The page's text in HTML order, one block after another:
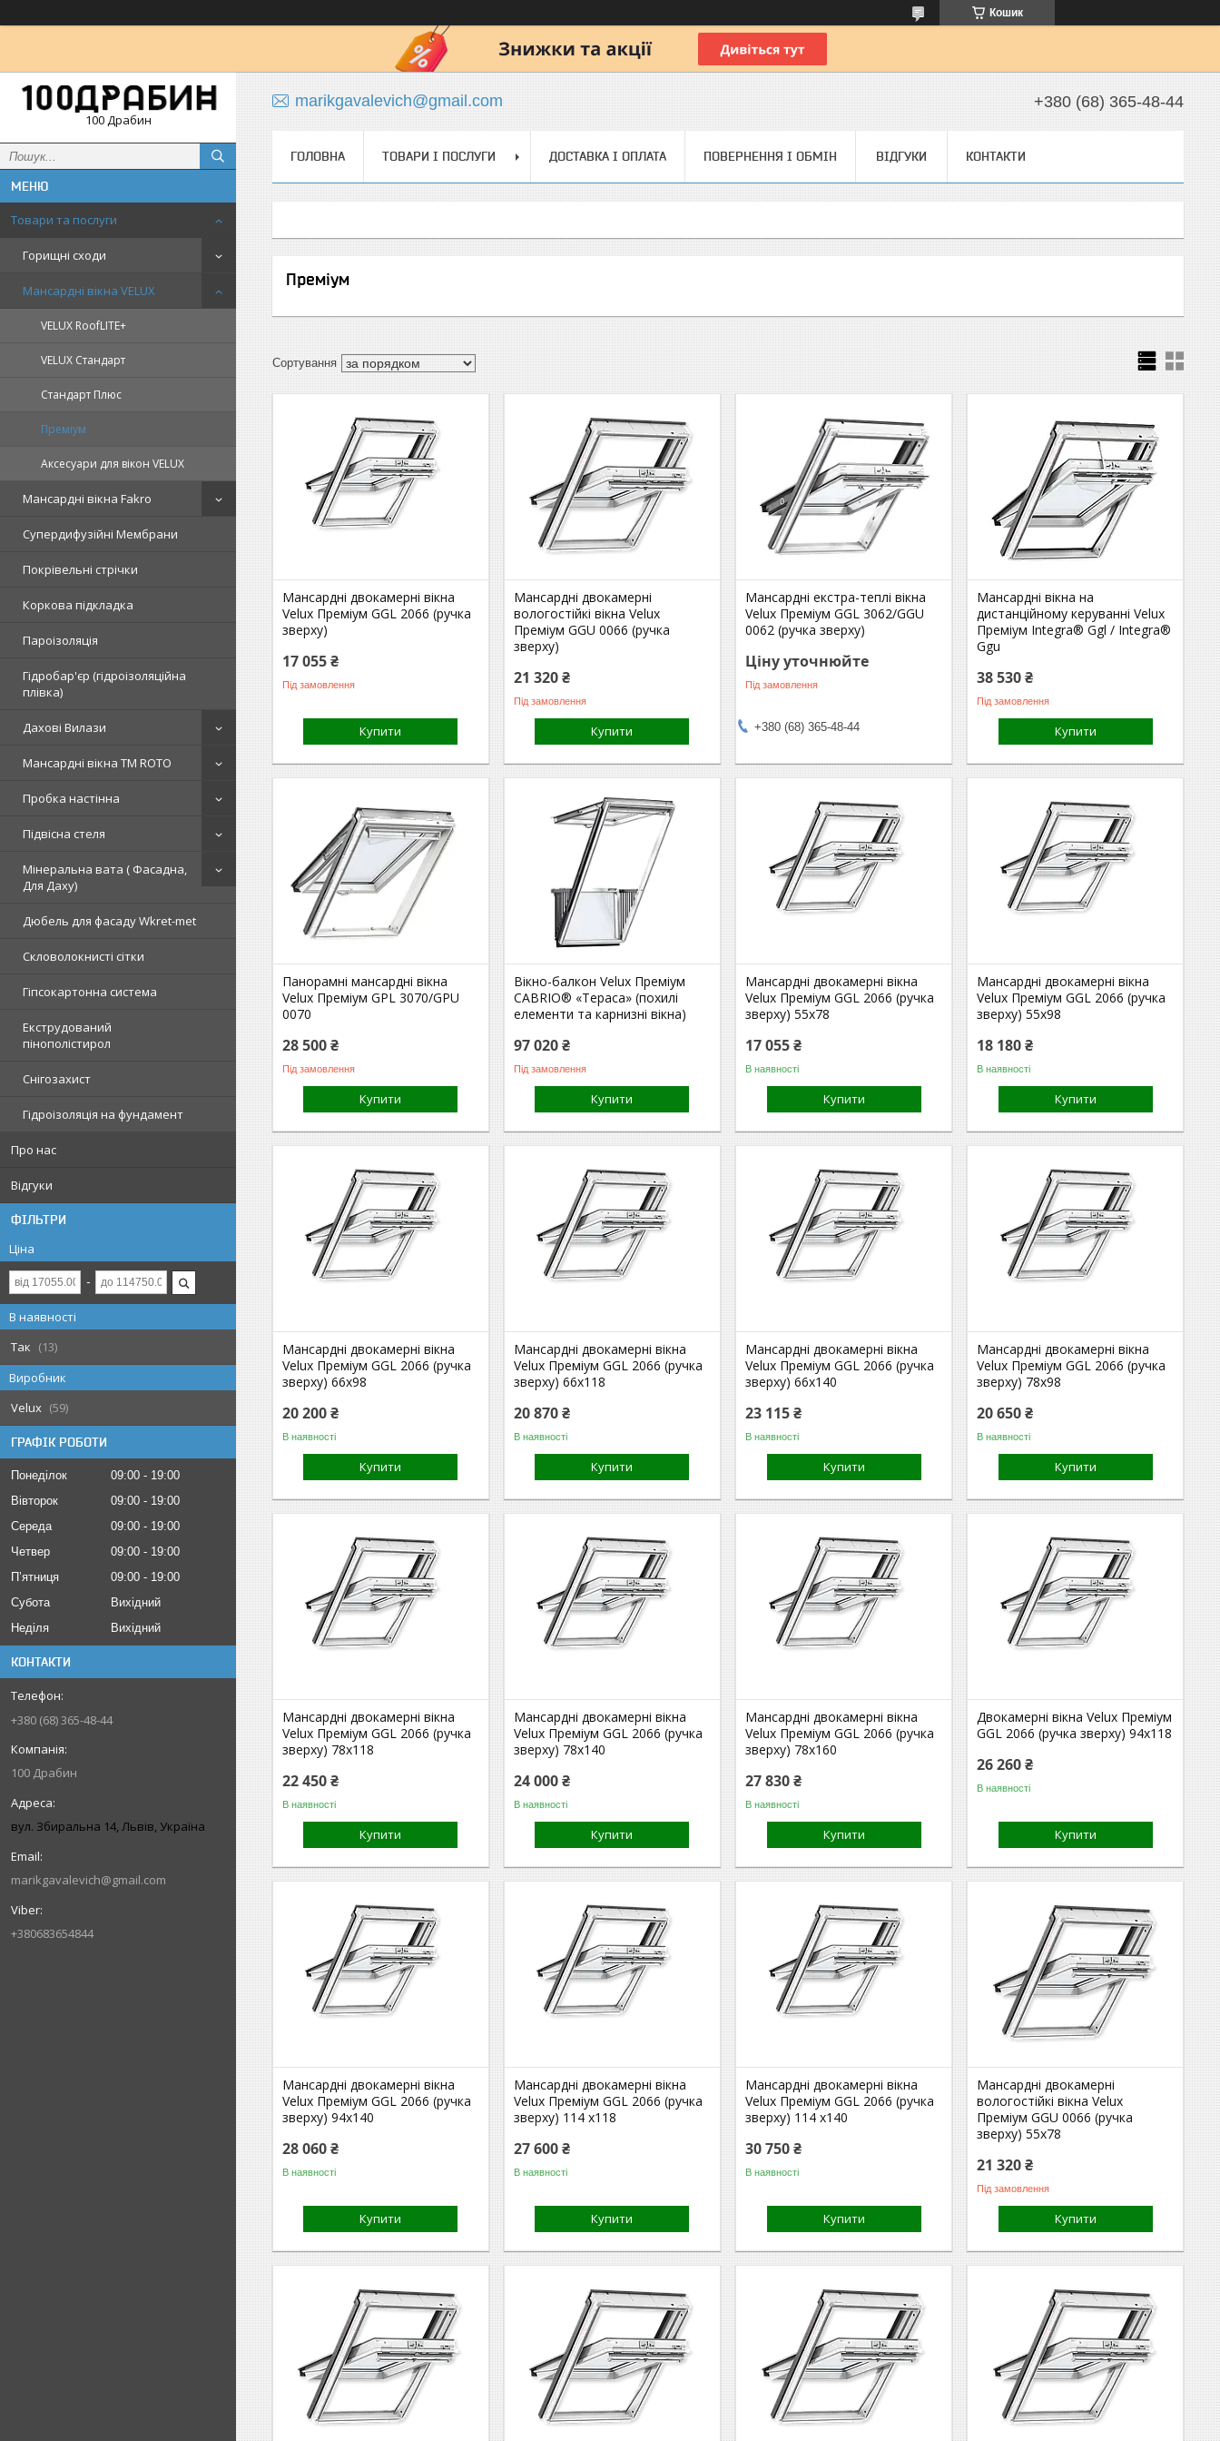
Кошик
100 Драбин
Товари та послуги
Горищні сходи
Мансардні вікна VELUX
VELUX RoofLITE+
VELUX Стандарт
Стандарт Плюс
Преміум
Аксесуари для вікон VELUX
Мансардні вікна Fakro
Супердифузійні Мембрани
Покрівельні стрічки
Коркова підкладка
Пароізоляція
Гідробар'єр (гідроізоляційна
плівка)
Дахові Вилази
Мансардні вікна TM ROTO
Пробка настінна
Підвісна стеля
Мінеральна вата ( Фасадна,
Для Даху)
Дюбель для фасаду Wkret-met
Скловолокнисті сітки
Гіпсокартонна система
Екструдований
пінополістирол
Снігозахист
Гідроізоляція на фундамент
Про нас
Відгуки
ФІЛЬТРИ
Ціна
В наявності
Так
13
Виробник
Velux
59
ГРАФІК РОБОТИ
Понеділок 09:00
19:00
Вівторок
09:00
19:00
Середа
09:00
19:00
Четвер
09:00
19:00
Пʼятниця
09:00
19:00
Субота
Вихідний
Неділя
Вихідний
КОНТАКТИ
+380 (68) 365-48-44
100 Драбин
вул. Збиральна 14, Львів, Україна
marikgavalevich@gmail.com
+380683654844
marikgavalevich@gmail.com +380 (68) 365-48-44
ГОЛОВНА ТОВАРИ І ПОСЛУГИ ДОСТАВКА І ОПЛАТА ПОВЕРНЕННЯ І ОБМІН ВІДГУКИ КОНТАКТИ
Преміум
Мансардні двокамерні вікна
Velux Преміум GGL 2066 (ручка
зверху)
17 055 ₴
Під замовлення
Купити
Мансардні двокамерні
вологостійкі вікна Velux
Преміум GGU 0066 (ручка
зверху)
21 320 ₴
Під замовлення
Купити
Мансардні екстра-теплі вікна
Velux Преміум GGL 3062/GGU
0062 (ручка зверху)
Ціну уточнюйте
Під замовлення
+380 (68) 365-48-44
Мансардні вікна на
дистанційному керуванні Velux
Преміум Integra® Ggl / Integra®
Ggu
38 530 ₴
Під замовлення
Купити
Панорамні мансардні вікна
Velux Преміум GPL 3070/GPU
0070
28 500 ₴
Під замовлення
Купити
Вікно-балкон Velux Преміум
CABRIO® «Тераса» (похилі
елементи та карнизні вікна)
97 020 ₴
Під замовлення
Купити
Мансардні двокамерні вікна
Velux Преміум GGL 2066 (ручка
зверху) 55x78
17 055 ₴
В наявності
Купити
Мансардні двокамерні вікна
Velux Преміум GGL 2066 (ручка
зверху) 55x98
18 180 ₴
В наявності
Купити
Мансардні двокамерні вікна
Velux Преміум GGL 2066 (ручка
зверху) 66x98
20 200 ₴
В наявності
Купити
Мансардні двокамерні вікна
Velux Преміум GGL 2066 (ручка
зверху) 66x118
20 870 ₴
В наявності
Купити
Мансардні двокамерні вікна
Velux Преміум GGL 2066 (ручка
зверху) 66x140
23 115 ₴
В наявності
Купити
Мансардні двокамерні вікна
Velux Преміум GGL 2066 (ручка
зверху) 78x98
20 650 ₴
В наявності
Купити
Мансардні двокамерні вікна
Velux Преміум GGL 2066 (ручка
зверху) 78x118
22 450 ₴
В наявності
Купити
Мансардні двокамерні вікна
Velux Преміум GGL 2066 (ручка
зверху) 78x140
24 000 ₴
В наявності
Купити
Мансардні двокамерні вікна
Velux Преміум GGL 2066 (ручка
зверху) 78x160
27 830 ₴
В наявності
Купити
Двокамерні вікна Velux Преміум
GGL 2066 (ручка зверху) 94x118
26 260 ₴
В наявності
Купити
Мансардні двокамерні вікна
Velux Преміум GGL 2066 (ручка
зверху) 94x140
28 060 ₴
В наявності
Купити
Мансардні двокамерні вікна
Velux Преміум GGL 2066 (ручка
зверху) 114 x118
27 600 ₴
В наявності
Купити
Мансардні двокамерні вікна
Velux Преміум GGL 2066 (ручка
зверху) 114 x140
30 750 ₴
В наявності
Купити
Мансардні двокамерні
вологостійкі вікна Velux
Преміум GGU 0066 (ручка
зверху) 55х78
21 320 ₴
Під замовлення
Купити